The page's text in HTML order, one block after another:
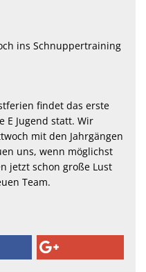
ins Schnuppertraining
findet das erste
E Jugend statt. Wir
mit den Jahrgängen
uns, wenn möglichst
jetzt schon große Lust
Team.